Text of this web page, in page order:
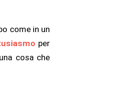
come in un
per
cosa che